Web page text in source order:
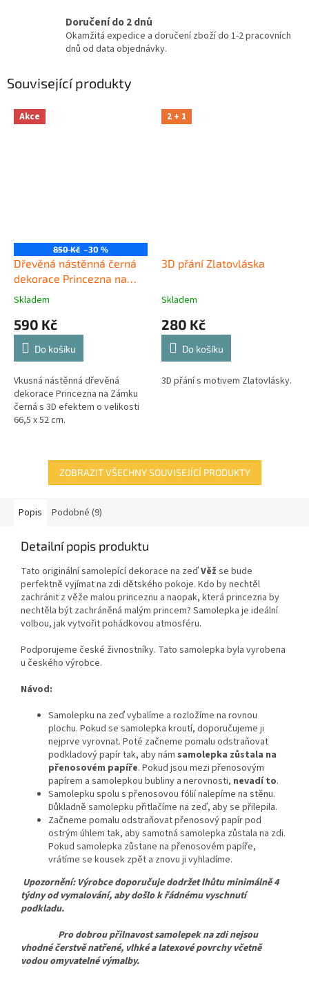
Doručení do 2 dnů
Okamžitá expedice a doručení zboží do 1-2 pracovních
dnů od data objednávky.
Související produkty
Akce
850 Kč –30 %
Dřevěná nástěnná černá
dekorace Princezna na
Zámku
Skladem
590 Kč
Do košíku
Vkusná nástěnná dřevěná
dekorace Princezna na Zámku
černá s 3D efektem o velikosti
66,5 x 52 cm.
2 + 1
3D přání Zlatovláska
Skladem
280 Kč
Do košíku
3D přání s motivem Zlatovlásky.
ZOBRAZIT VŠECHNY SOUVISEJÍCÍ PRODUKTY
Popis Podobné (9)
Detailní popis produktu
Tato originální samolepící dekorace na zeďVěž se bude
perfektně vyjímat na zdi dětského pokoje. Kdo by nechtěl
zachránit z věže malou princeznu a naopak, která princezna by
nechtěla být zachráněná malým princem? Samolepka je ideální
volbou, jak vytvořit pohádkovou atmosféru.
Podporujeme české živnostníky. Tato samolepka byla vyrobena
u českého výrobce.
Návod:
Samolepku na zeď vybalíme a rozložíme na rovnou
plochu. Pokud se samolepka kroutí, doporučujeme ji
nejprve vyrovnat. Poté začneme pomalu odstraňovat
podkladový papír tak, aby nám samolepka zůstala na
přenosovém papíře. Pokud jsou mezi přenosovým
papírem a samolepkou bubliny a nerovnosti, nevadí to.
Samolepku spolu s přenosovou fólií nalepíme na stěnu.
Důkladně samolepku přitlačíme na zeď, aby se přilepila.
Začneme pomalu odstraňovat přenosový papír pod
ostrým úhlem tak, aby samotná samolepka zůstala na zdi.
Pokud samolepka zůstane na přenosovém papíře,
vrátíme se kousek zpět a znovu ji vyhladíme.
Upozornění: Výrobce doporučuje dodržet lhůtu minimálně 4
týdny od vymalování, aby došlo k řádnému vyschnutí
podkladu.
Pro dobrou přilnavost samolepek na zdi nejsou
vhodné čerstvě natřené, vlhké a latexové povrchy včetně
vodou omyvatelné výmalby.